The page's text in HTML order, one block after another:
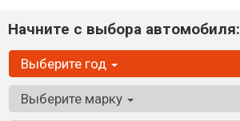
Начните с выбора автомобиля:
Выберите год
Выберите марку